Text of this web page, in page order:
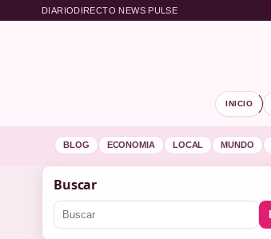
DIARIODIRECTO NEWS PULSE
INICIO
BLOG ECONOMIA LOCAL MUNDO
Buscar